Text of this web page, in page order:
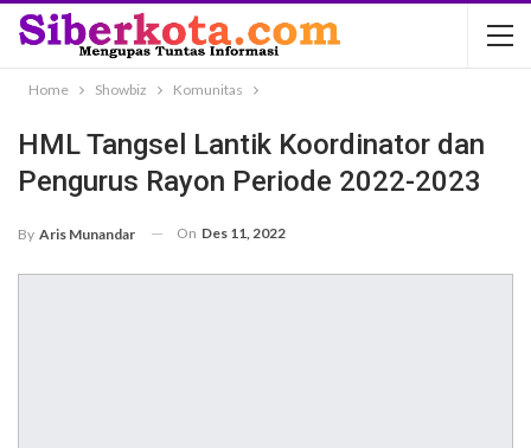
Home Showbiz Komunitas
HML Tangsel Lantik Koordinator dan
Pengurus Rayon Periode 2022-2023
By Aris Munandar On Des 11, 2022